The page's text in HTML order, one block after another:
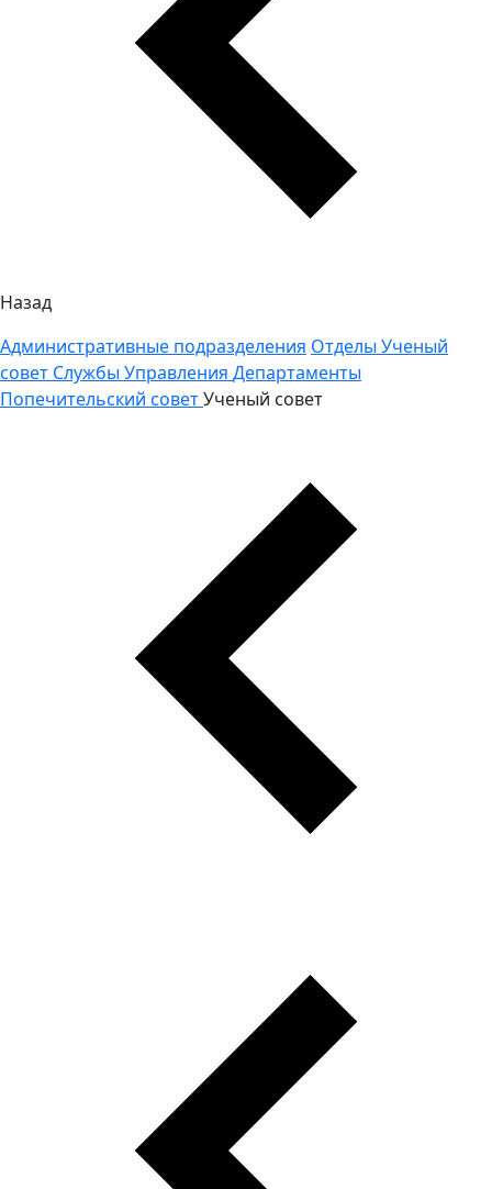
Назад
Административные подразделения Отделы Ученый
совет Службы Управления Департаменты
Попечительский советУченый совет